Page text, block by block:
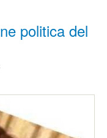
politica del